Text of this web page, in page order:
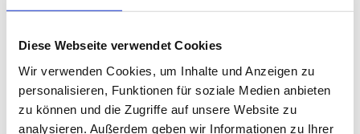
Diese Webseite verwendet Cookies
Wir verwenden Cookies, um Inhalte und Anzeigen zu
personalisieren, Funktionen für soziale Medien anbieten
zu können und die Zugriffe auf unsere Website zu
analysieren. Außerdem geben wir Informationen zu Ihrer
Öffentliche Verkehrsmittel
Buslinie 470 VSN von Braunlage (hier treffen sich diverse Buslinien) nach
Hohegeiß, Haltestelle innerorts: „Müllers Hotel“, von dort 500 m Fußweg
zum Startpunkt.